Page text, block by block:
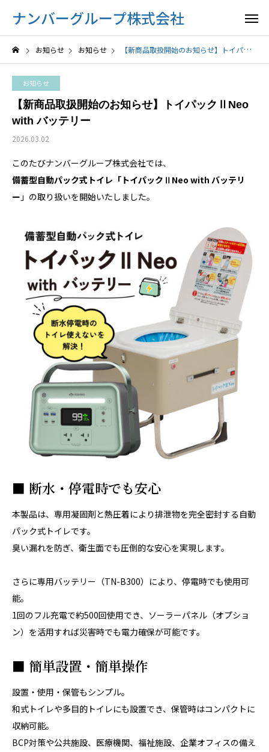
ナンバーグループ株式会社
お知らせ お知らせ 【新商品取扱開始のお知らせ】トイパックⅡNeo with バッテリー
お知らせ
【新商品取扱開始のお知らせ】トイパックⅡNeo
with バッテリー
2026.03.02
このたびナンバーグループ株式会社では、
備蓄型自動パック式トイレ「トイパックⅡNeo with バッテリ
ー 」の取り扱いを開始いたしました。
■ 断水・停電時でも安心
本製品は、専用凝固剤と熱圧着により排泄物を完全密封する自動
パック式トイレです。
臭い漏れを防ぎ、衛生面でも圧倒的な安心を実現します。
さらに専用バッテリー（TN-B300）により、停電時でも使用可
能。
1回のフル充電で約500回使用でき、ソーラーパネル（オプショ
ン）を活用すれば災害時でも電力確保が可能です。
■ 簡単設置・簡単操作
設置・使用・保管もシンプル。
和式トイレや多目的トイレにも設置でき、保管時はコンパクトに
収納可能。
BCP対策や公共施設、医療機関、福祉施設、企業オフィスの備え